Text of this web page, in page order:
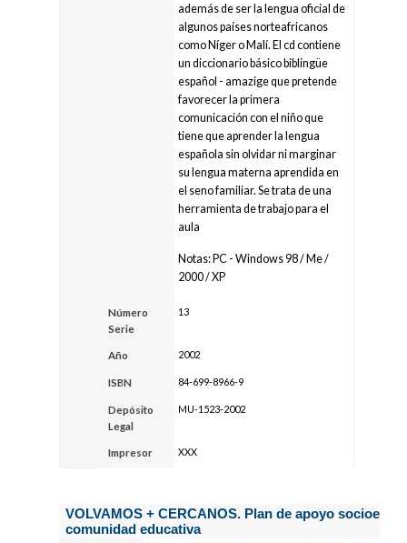
además de ser la lengua oficial de
algunos países norteafricanos
como Níger o Malí. El cd contiene
un diccionario básico biblingüe
español - amazige que pretende
favorecer la primera
comunicación con el niño que
tiene que aprender la lengua
española sin olvidar ni marginar
su lengua materna aprendida en
el seno familiar. Se trata de una
herramienta de trabajo para el
aula
Notas: PC - Windows 98 / Me /
2000 / XP
Número
Serie
13
Año 2002
ISBN 84-699-8966-9
Depósito
Legal
MU-1523-2002
Impresor XXX
VOLVAMOS + CERCANOS. Plan de apoyo
comunidad educativa